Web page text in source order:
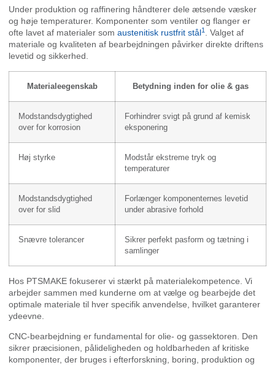
Under produktion og raffinering håndterer dele ætsende væsker
og høje temperaturer. Komponenter som ventiler og flanger er
ofte lavet af materialer som austenitisk rustfrit stål1 . Valget af
materiale og kvaliteten af bearbejdningen påvirker direkte driftens
levetid og sikkerhed.
Materialeegenskab Betydning inden for olie & gas
Modstandsdygtighed
over for korrosion
Forhindrer svigt på grund af kemisk
eksponering
Høj styrke
Modstår ekstreme tryk og
temperaturer
Modstandsdygtighed
over for slid
Forlænger komponenternes levetid
under abrasive forhold
Snævre tolerancer
Sikrer perfekt pasform og tætning i
samlinger
Hos PTSMAKE fokuserer vi stærkt på materialekompetence. Vi
arbejder sammen med kunderne om at vælge og bearbejde det
optimale materiale til hver specifik anvendelse, hvilket garanterer
ydeevne.
CNC-bearbejdning er fundamental for olie- og gassektoren. Den
sikrer præcisionen, pålideligheden og holdbarheden af kritiske
komponenter, der bruges i efterforskning, boring, produktion og